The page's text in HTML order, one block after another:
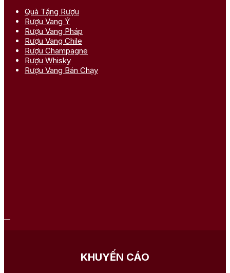
Quà Tặng Rượu
Rượu Vang Ý
Rượu Vang Pháp
Rượu Vang Chile
Rượu Champagne
Rượu Whisky
Rượu Vang Bán Chạy
KHUYẾN CÁO